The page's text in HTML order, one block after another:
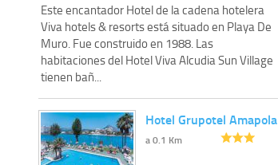
Este encantador Hotel de la cadena hotelera
Viva hotels & resorts está situado en Playa De
Muro. Fue construido en 1988. Las
habitaciones del Hotel Viva Alcudia Sun Village
tienen bañ...
Hotel Grupotel Amapola
a 0.1 Km